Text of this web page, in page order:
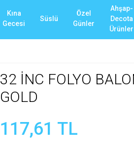
Kına
Gecesi
Süslü
Özel
Günler
Ahşap-
Decota
Ürünler
32 İNC FOLYO
GOLD
117,61 TL